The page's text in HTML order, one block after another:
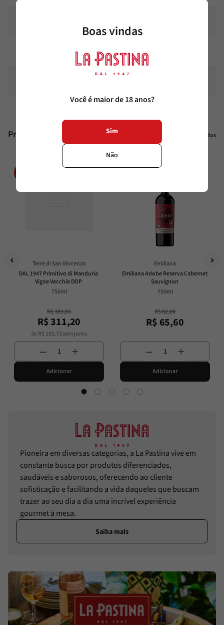
14°C - 16°C
Produtos similares Veja todos
Terre di San Vincenzo
DAL 1947 Primitivo di Manduria
Vigne Vecchie DOP
750ml
R$389,00
R$311,20
3x R$ 103,73sem juros
Adicionar
20%
Emiliana
Emiliana Adobe Reserva Cabernet
Sauvignon
750ml
R$82,00
R$ 65,60
Adicionar
Pioneira em diversas categorias, a La Pastina vive em
constante busca por produtos diferenciados,
saudáveis e saborosos, oferecendo ao cliente
sofisticação e facilitando a vida daqueles que buscam
trazer ao seu dia a dia uma incrível experiência
gourmet à mesa.
Saiba mais
Boas vindas
Você é maior de 18 anos?
Sim
Não